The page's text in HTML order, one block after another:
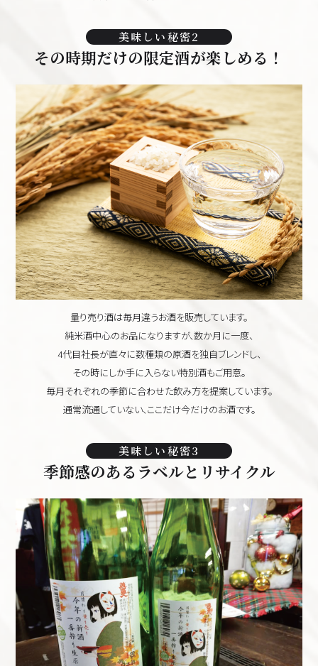
美味しい秘密2
その時期だけの限定酒が楽しめる！
量り売り酒は毎月違うお酒を販売しています。
純米酒中心のお品になりますが、数か月に一度、
4代目社長が直々に数種類の原酒を独自ブレンドし、
その時にしか手に入らない特別酒もご用意。
毎月それぞれの季節に合わせた飲み方を提案しています。
通常流通していない、ここだけ今だけのお酒です。
美味しい秘密3
季節感のあるラベルとリサイクル